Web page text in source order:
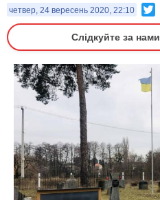
четвер, 24 вересень 2020, 22:10
Слідкуйте за нами